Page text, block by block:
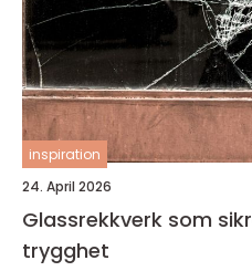
inspiration
24. April 2026
Glassrekkverk som
trygghet